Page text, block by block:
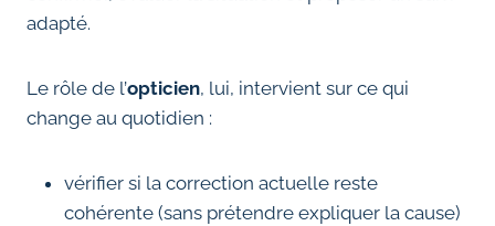
adapté.
Le rôle de l’opticien, lui, intervient sur ce qui
change au quotidien :
vérifier si la correction actuelle reste
cohérente (sans prétendre expliquer la cause)